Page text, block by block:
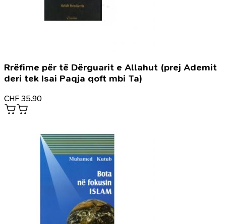
Rrëfime për të Dërguarit e Allahut (prej Ademit
deri tek Isai Paqja qoft mbi Ta)
CHF 35.90